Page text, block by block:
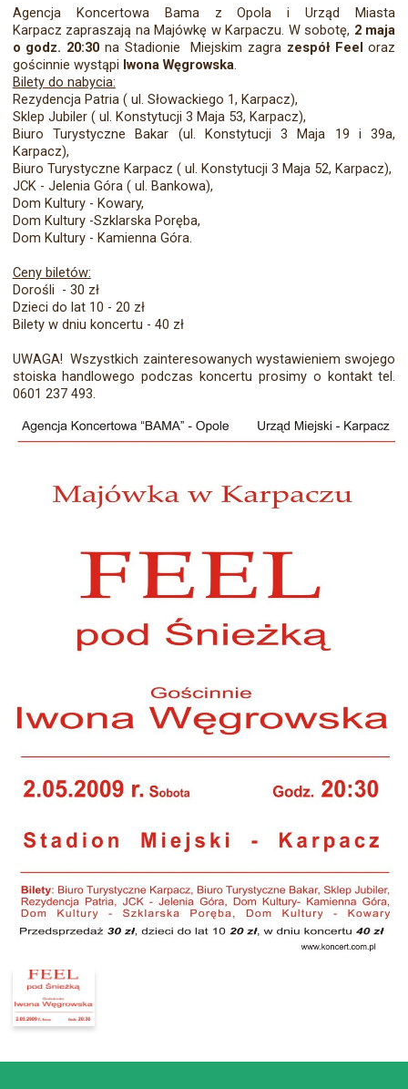
Agencja Koncertowa Bama z Opola i Urząd Miasta
Karpacz zapraszają na Majówkę w Karpaczu. W sobotę, 2 maja
o godz. 20:30 na Stadionie Miejskim zagra zespół Feel oraz
gościnnie wystąpi Iwona Węgrowska.
Bilety do nabycia:
Rezydencja Patria ( ul. Słowackiego 1, Karpacz),
Sklep Jubiler ( ul. Konstytucji 3 Maja 53, Karpacz),
Biuro Turystyczne Bakar (ul. Konstytucji 3 Maja 19 i 39a,
Karpacz),
Biuro Turystyczne Karpacz ( ul. Konstytucji 3 Maja 52, Karpacz),
JCK - Jelenia Góra ( ul. Bankowa),
Dom Kultury - Kowary,
Dom Kultury -Szklarska Poręba,
Dom Kultury - Kamienna Góra.
Ceny biletów:
Dorośli - 30 zł
Dzieci do lat 10 - 20 zł
Bilety w dniu koncertu - 40 zł
UWAGA! Wszystkich zainteresowanych wystawieniem swojego
stoiska handlowego podczas koncertu prosimy o kontakt tel.
0601 237 493.